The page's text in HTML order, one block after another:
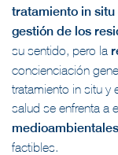
tratamiento in situ
gestión de los
su sentido, pero la
concienciación
tratamiento in situ
salud se enfrenta a
medioambientales
factibles.